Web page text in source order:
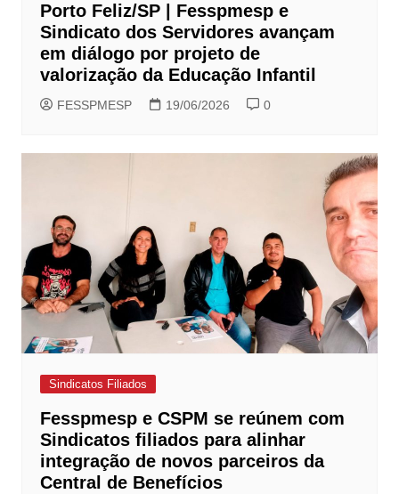
Porto Feliz/SP | Fesspmesp e
Sindicato dos Servidores avançam
em diálogo por projeto de
valorização da Educação Infantil
FESSPMESP 19/06/2026 0
Sindicatos Filiados
Fesspmesp e CSPM se reúnem com
Sindicatos filiados para alinhar
integração de novos parceiros da
Central de Benefícios